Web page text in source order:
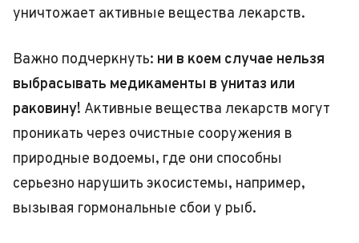
уничтожает активные вещества лекарств.
Важно подчеркнуть: ни в коем случае нельзя
выбрасывать медикаменты в унитаз или
раковину! Активные вещества лекарств могут
проникать через очистные сооружения в
природные водоемы, где они способны
серьезно нарушить экосистемы, например,
вызывая гормональные сбои у рыб.